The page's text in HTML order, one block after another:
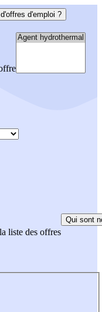
d'emploi ?
liste des offres
Qui sont